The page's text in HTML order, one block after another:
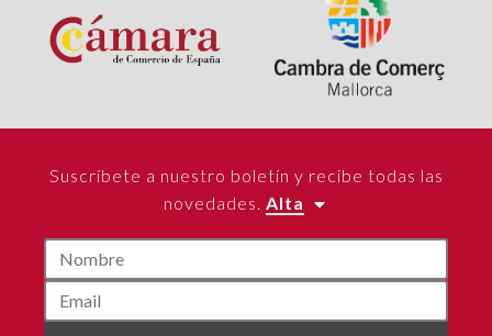
Suscríbete a nuestro boletín y recibe todas las
novedades. Alta